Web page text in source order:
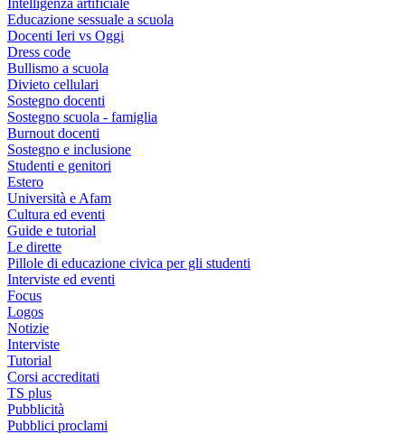
Intelligenza artificiale
Educazione sessuale a scuola
Docenti Ieri vs Oggi
Dress code
Bullismo a scuola
Divieto cellulari
Sostegno docenti
Sostegno scuola - famiglia
Burnout docenti
Sostegno e inclusione
Studenti e genitori
Estero
Università e Afam
Cultura ed eventi
Guide e tutorial
Le dirette
Pillole di educazione civica per gli studenti
Interviste ed eventi
Focus
Logos
Notizie
Interviste
Tutorial
Corsi accreditati
TS plus
Pubblicità
Pubblici proclami